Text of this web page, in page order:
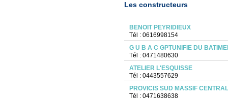
Les constructeurs
BENOIT PEYRIDIEUX
Tél : 0616998154
G U B A C GPTUNIFIE DU
Tél : 0471480630
ATELIER L'ESQUISSE
Tél : 0443557629
PROVICIS SUD MASSIF
Tél : 0471638638